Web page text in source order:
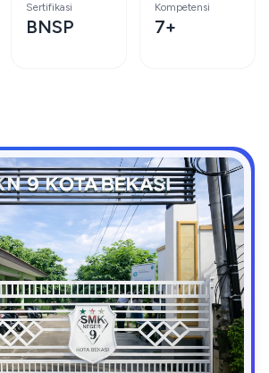
Sertifikasi
BNSP
Kompetensi
7+